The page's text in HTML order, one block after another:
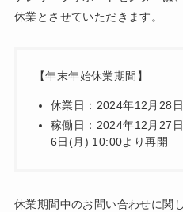
休業とさせていただきます。
【年末年始休業期間】
休業日：2024年12月28
稼働日：2024年12月27
6日(月) 10:00より再開
休業期間中のお問い合わせに関